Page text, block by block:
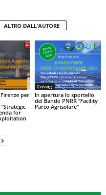
ALTRO DALL'AUTORE
Firenze per
for
Cosvig
In apertura lo sportello
del Bando PNRR “Facility
Parco Agrisolare”